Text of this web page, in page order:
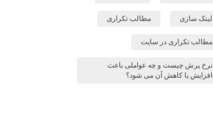
لینک سازی مطالب تکراری
مطالب تکراری در سایت
نرخ پرش چیست و چه عواملی باعث
افزایش یا کاهش آن می شود؟